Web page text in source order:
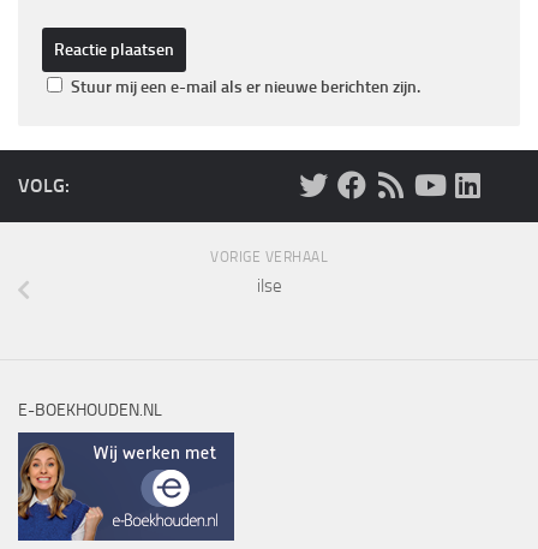
Stuur mij een e-mail als er nieuwe berichten zijn.
VOLG:
VORIGE VERHAAL
ilse
E-BOEKHOUDEN.NL